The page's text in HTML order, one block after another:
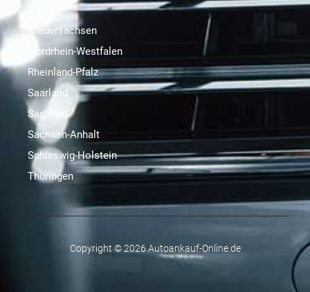
Niedersachsen
Nordrhein-Westfalen
Rheinland-Pfalz
Saarland
Sachsen
Sachsen-Anhalt
Schleswig-Holstein
Thüringen
Copyright © 2026 Autoankauf-Online.de